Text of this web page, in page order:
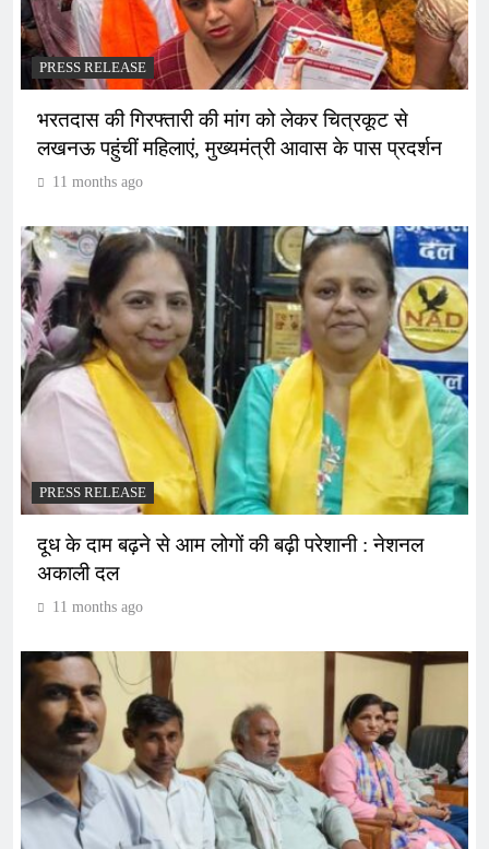
PRESS RELEASE
भरतदास की गिरफ्तारी की मांग को लेकर चित्रकूट से
लखनऊ पहुंचीं महिलाएं, मुख्यमंत्री आवास के पास प्रदर्शन
11 months ago
PRESS RELEASE
दूध के दाम बढ़ने से आम लोगों की बढ़ी परेशानी : नेशनल
अकाली दल
11 months ago